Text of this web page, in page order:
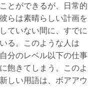
とができるが、日常的
らは素晴らしい計画を
ていない間に、すでに
る。このような人は
分のレベル以下の仕事
飽きてしまう。このよ
しい用語は、ボアアウ